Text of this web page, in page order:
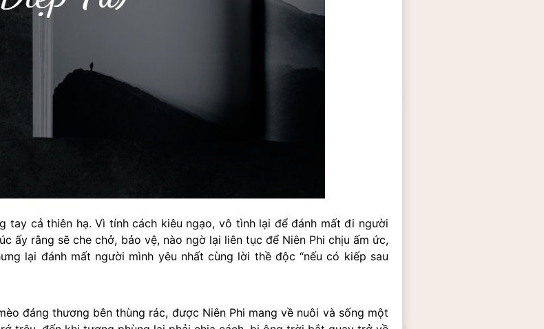
cả thiên hạ. Vì tính cách kiêu ngạo, vô tình lại để đánh mất đi người
ấy rằng sẽ che chở, bảo vệ, nào ngờ lại liên tục để Niên Phi chịu ấm ức,
lại đánh mất người mình yêu nhất cùng lời thề độc “nếu có kiếp sau
đáng thương bên thùng rác, được Niên Phi mang về nuôi và sống một